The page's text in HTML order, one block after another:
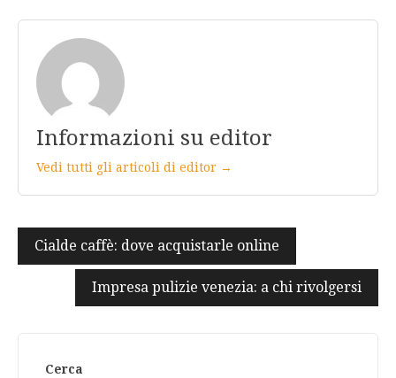
Informazioni su editor
Vedi tutti gli articoli di editor →
Navigazione
articoli
Cialde caffè: dove acquistarle online
Impresa pulizie venezia: a chi rivolgersi
Cerca